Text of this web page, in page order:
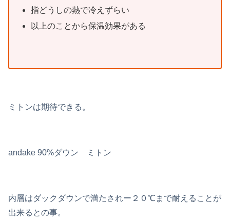
指どうしの熱で冷えずらい
以上のことから保温効果がある
ミトンは期待できる。
andake 90%ダウン ミトン
内層はダックダウンで満たされー２０℃まで耐えることが
出来るとの事。